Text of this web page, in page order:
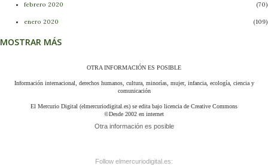
febrero 2020 70
enero 2020 109
mayo 2019
octubre 2011
MOSTRAR MÁS
OTRA INFORMACIÓN ES POSIBLE
Información internacional, derechos humanos, cultura, minorías, mujer, infancia, ecología, ciencia y
comunicación
El Mercurio Digital (elmercuriodigital.es) se edita bajo licencia de Creative Commons
©Desde 2002 en internet
Otra información es posible
Follow elmercuriodigital.es: